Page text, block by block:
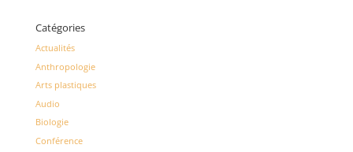
Catégories
Actualités
Anthropologie
Arts plastiques
Audio
Biologie
Conférence